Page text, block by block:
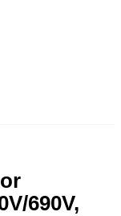
690V,